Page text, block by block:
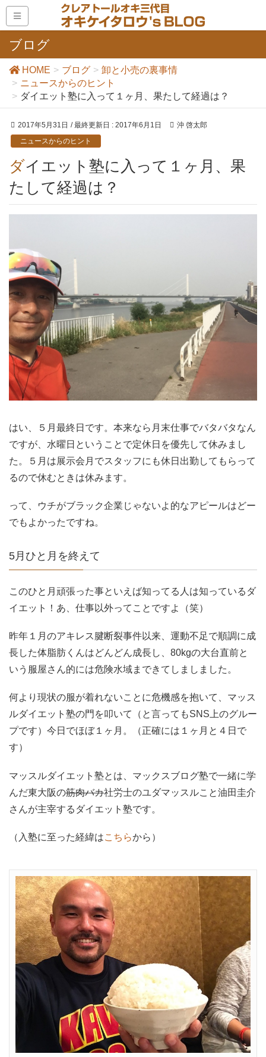
ブログ
HOME ブログ
卸と小売の裏事情
ニュースからのヒント
ダイエット塾に入って１ヶ月、果たして経過は？
2017年5月31日 / 最終更新日 : 2017年6月1日
沖 啓太郎
ニュースからのヒント
ダイエット塾に入って１ヶ月、果
たして経過は？
はい、５月最終日です。本来なら月末仕事でバタバタなん
ですが、水曜日ということで定休日を優先して休みまし
た。５月は展示会月でスタッフにも休日出勤してもらって
るので休むときは休みます。
って、ウチがブラック企業じゃないよ的なアピールはどー
でもよかったですね。
5月ひと月を終えて
このひと月頑張った事といえば知ってる人は知っているダ
イエット！あ、仕事以外ってことですよ（笑）
昨年１月のアキレス腱断裂事件以来、運動不足で順調に成
長した体脂肪くんはどんどん成長し、80kgの大台直前と
いう服屋さん的には危険水域まできてしましました。
何より現状の服が着れないことに危機感を抱いて、マッス
ルダイエット塾の門を叩いて（と言ってもSNS上のグルー
プです）今日でほぼ１ヶ月。（正確には１ヶ月と４日で
す）
マッスルダイエット塾とは、マックスブログ塾で一緒に学
んだ東大阪の筋肉バカ社労士のユダマッスルこと油田圭介
さんが主宰するダイエット塾です。
（入塾に至った経緯はこちらから）